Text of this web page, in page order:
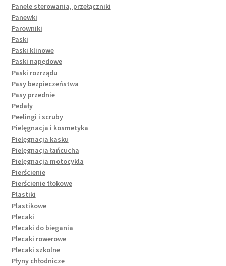
Panele sterowania, przełączniki
Panewki
Parowniki
Paski
Paski klinowe
Paski napędowe
Paski rozrządu
Pasy bezpieczeństwa
Pasy przednie
Pedały
Peelingi i scruby
Pielęgnacja i kosmetyka
Pielęgnacja kasku
Pielęgnacja łańcucha
Pielęgnacja motocykla
Pierścienie
Pierścienie tłokowe
Plastiki
Plastikowe
Plecaki
Plecaki do biegania
Plecaki rowerowe
Plecaki szkolne
Płyny chłodnicze